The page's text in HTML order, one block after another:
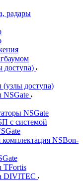
радары
доступа)
доступа)
NSGate
NSGate
с системой
комплектация NSBon-
TFortis
DIVITEC